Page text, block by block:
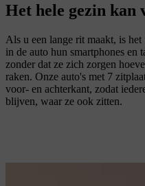
Het hele gezin kan
Als u een lange rit maakt, is
in de auto hun smartphones en
zonder dat ze zich zorgen
raken. Onze auto's met 7
voor- en achterkant, zodat
blijven, waar ze ook zitten.